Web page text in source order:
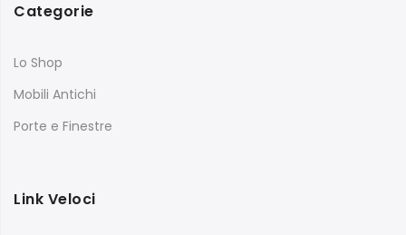
Categorie
Lo Shop
Mobili Antichi
Porte e Finestre
Link Veloci